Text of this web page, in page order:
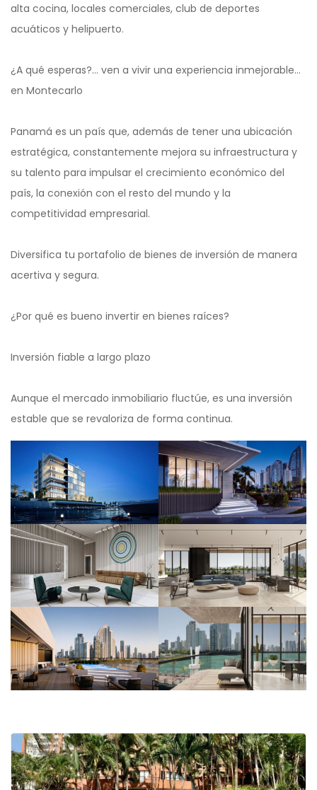
alta cocina, locales comerciales, club de deportes
acuáticos y helipuerto.
¿A qué esperas?… ven a vivir una experiencia inmejorable…
en Montecarlo
Panamá es un país que, además de tener una ubicación
estratégica, constantemente mejora su infraestructura y
su talento para impulsar el crecimiento económico del
país, la conexión con el resto del mundo y la
competitividad empresarial.
Diversifica tu portafolio de bienes de inversión de manera
acertiva y segura.
¿Por qué es bueno invertir en bienes raíces?
Inversión fiable a largo plazo
Aunque el mercado inmobiliario fluctúe, es una inversión
estable que se revaloriza de forma continua.